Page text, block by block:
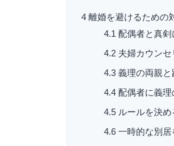
4 離婚を避けるための
4.1 配偶者と真剣
4.2 夫婦カウン
4.3 義理の両親と
4.4 配偶者に義理
4.5 ルールを決め
4.6 一時的な別居